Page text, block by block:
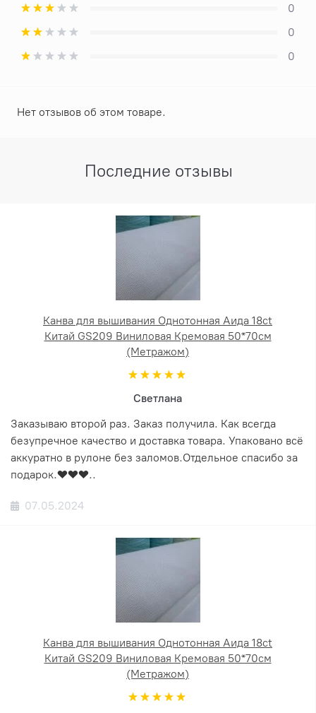
0
0
0
Нет отзывов об этом товаре.
Последние отзывы
Канва для вышивания Однотонная Аида 18ct
Китай GS209 Виниловая Кремовая 50*70см
(Метражом)
Светлана
Заказываю второй раз. Заказ получила. Как всегда
безупречное качество и доставка товара. Упаковано всё
аккуратно в рулоне без заломов.Отдельное спасибо за
подарок.❤️❤️❤️..
07.05.2024
Канва для вышивания Однотонная Аида 18ct
Китай GS209 Виниловая Кремовая 50*70см
(Метражом)